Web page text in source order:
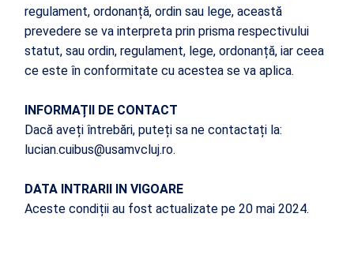
regulament, ordonanță, ordin sau lege, această
prevedere se va interpreta prin prisma respectivului
statut, sau ordin, regulament, lege, ordonanță, iar ceea
ce este în conformitate cu acestea se va aplica.
INFORMAȚII DE CONTACT
Dacă aveți întrebări, puteți sa ne contactați la:
lucian.cuibus@usamvcluj.ro.
DATA INTRARII IN VIGOARE
Aceste condiții au fost actualizate pe 20 mai 2024.